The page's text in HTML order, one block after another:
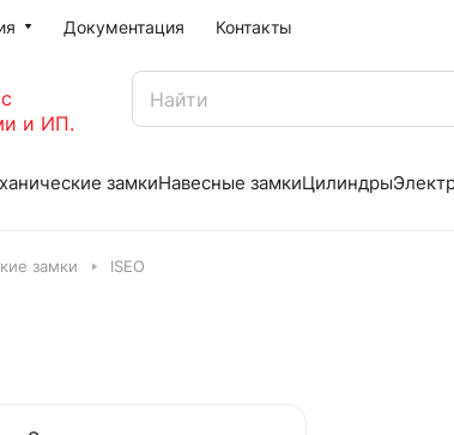
Документация Контакты
и ИП.
замкиНавесные замкиЦилиндры
замки ISEO